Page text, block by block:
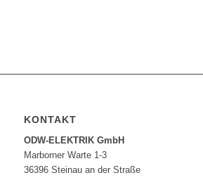
KONTAKT
ODW-ELEKTRIK GmbH
Marborner Warte 1-3
36396 Steinau an der Straße